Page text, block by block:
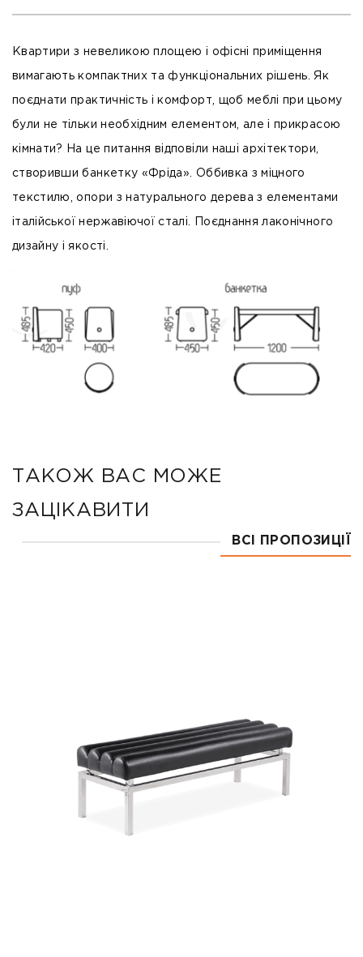
Квартири з невеликою площею і офісні приміщення
вимагають компактних та функціональних рішень. Як
поєднати практичність і комфорт, щоб меблі при цьому
були не тільки необхідним елементом, але і прикрасою
кімнати? На це питання відповіли наші архітектори,
створивши банкетку «Фріда». Оббивка з міцного
текстилю, опори з натурального дерева з елементами
італійської нержавіючої сталі. Поєднання лаконічного
дизайну і якості.
ТАКОЖ ВАС МОЖЕ
ЗАЦІКАВИТИ
ВСІ ПРОПОЗИЦІЇ